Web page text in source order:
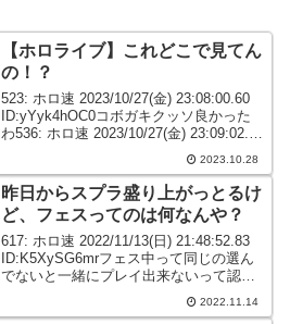
【ホロライブ】これどこで見てん
の！？
523: ホロ速 2023/10/27(金) 23:08:00.60
ID:yYyk4hOC0コボガキクッソ良かった
わ536: ホロ速 2023/10/27(金) 23:09:02.26
ID:NWxvX3oj0>>523どこで見てん2023.10.28
昨日からスプラ盛り上がっとるけ
ど、フェスってのは何なんや？
617: ホロ速 2022/11/13(日) 21:48:52.83
ID:K5XySG6mrフェス中って同じの選ん
でないと一緒にプレイ出来ないって認識
であってる？629: ホロ速 2022/11/13(日)
2022.11.14